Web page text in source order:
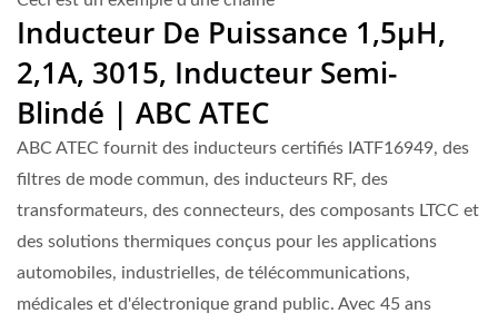
Inducteur De Puissance 1,5µH,
2,1A, 3015, Inducteur Semi-
Blindé | ABC ATEC
ABC ATEC fournit des inducteurs certifiés IATF16949, des
filtres de mode commun, des inducteurs RF, des
transformateurs, des connecteurs, des composants LTCC et
des solutions thermiques conçus pour les applications
automobiles, industrielles, de télécommunications,
médicales et d'électronique grand public. Avec 45 ans